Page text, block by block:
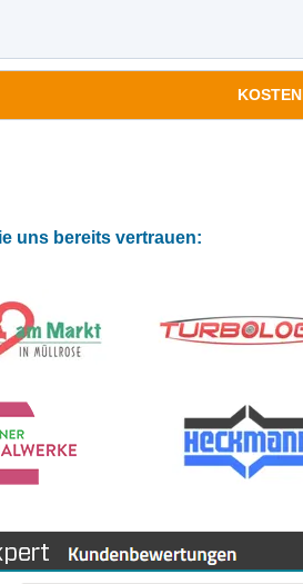
uns bereits vertrauen: